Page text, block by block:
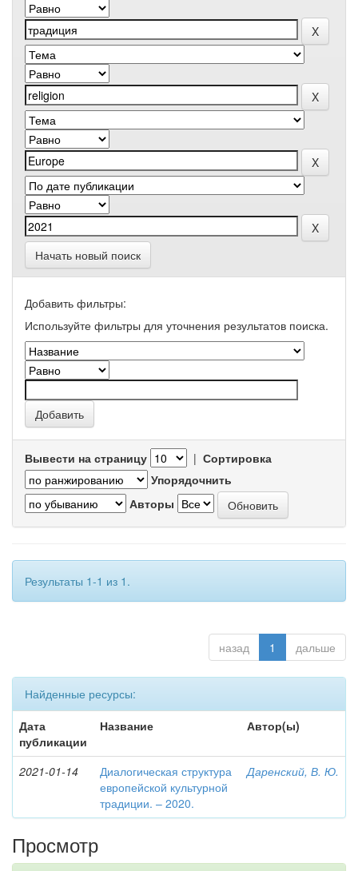
Начать новый поиск
Добавить фильтры:
Используйте фильтры для уточнения результатов поиска.
Вывести на страницу | Сортировка
Упорядочнить
Авторы
Результаты 1-1 из 1.
назад 1 дальше
Найденные ресурсы:
Дата
публикации
Название Автор(ы)
2021-01-14
Диалогическая структура
европейской культурной
традиции. – 2020.
Даренский, В. Ю.
Просмотр